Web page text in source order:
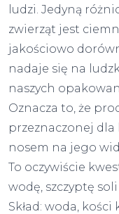
ludzi. Jedyną
zwierząt jest
jakościowo
nadaje się na
naszych
Oznacza to, że
przeznaczonej dla
nosem na jego
To oczywiście
wodę, szczyptę soli
Skład: woda,